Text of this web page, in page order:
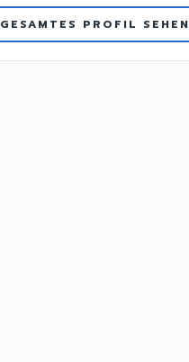
GESAMTES PROFIL SEHEN